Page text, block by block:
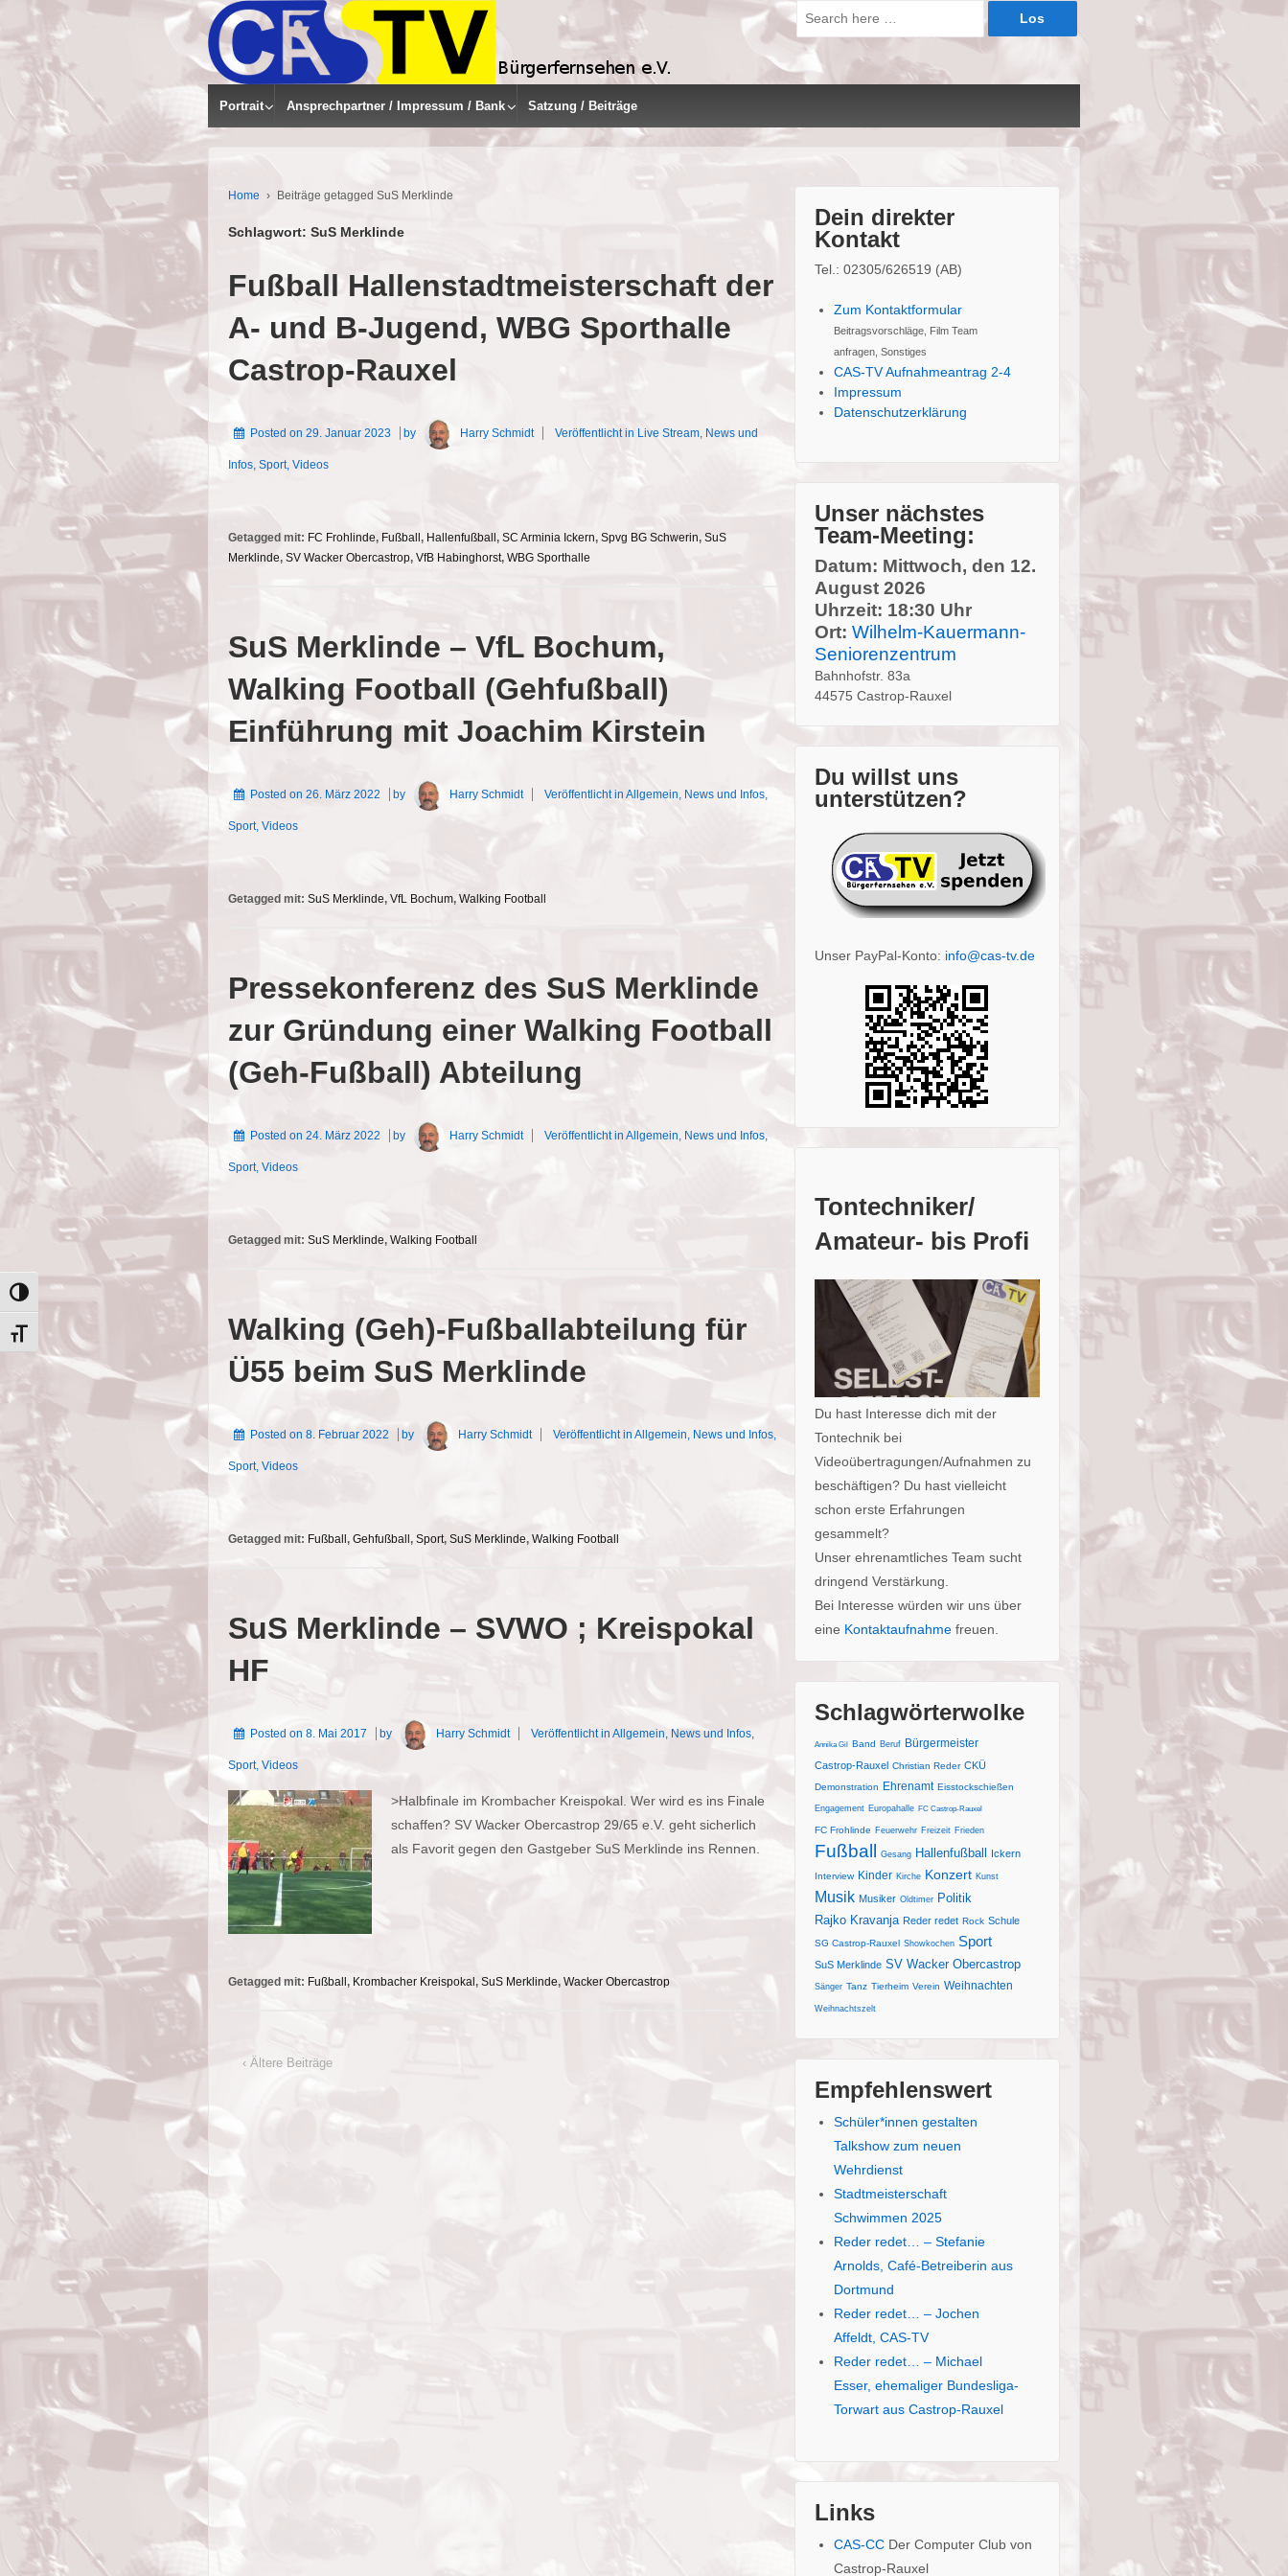
Umschalten auf hohe Kontraste
Schrift vergrößern
Suche
nach:
Portrait Ansprechpartner / Impressum / Bank Satzung / Beiträge
Home › Beiträge getagged SuS Merklinde
Schlagwort: SuS Merklinde
Fußball Hallenstadtmeisterschaft der
A- und B-Jugend, WBG Sporthalle
Castrop-Rauxel
Posted on 29. Januar 2023 by Harry Schmidt Veröffentlicht in Live Stream, News und
Infos Sport, Videos
Getagged mit: FC Frohlinde, Fußball, Hallenfußball, SC Arminia Ickern, Spvg BG Schwerin, SuS
Merklinde, SV Wacker Obercastrop, VfB Habinghorst, WBG Sporthalle
SuS Merklinde – VfL Bochum,
Walking Football (Gehfußball)
Einführung mit Joachim Kirstein
Posted on 26. März 2022 by Harry Schmidt Veröffentlicht inAllgemein, News und Infos,
Sport, Videos
Getagged mit: SuS Merklinde, VfL Bochum, Walking Football
Pressekonferenz des SuS Merklinde
zur Gründung einer Walking Football
(Geh-Fußball) Abteilung
Posted on 24. März 2022 by Harry Schmidt Veröffentlicht inAllgemein, News und Infos,
Sport, Videos
Getagged mit: SuS Merklinde, Walking Football
Walking (Geh)-Fußballabteilung für
Ü55 beim SuS Merklinde
Posted on 8. Februar 2022 by Harry Schmidt Veröffentlicht inAllgemein, News und Infos,
Sport, Videos
Getagged mit: Fußball, Gehfußball, Sport, SuS Merklinde, Walking Football
SuS Merklinde – SVWO ; Kreispokal
HF
Posted on 8. Mai 2017 by Harry Schmidt Veröffentlicht inAllgemein, News und Infos,
Sport, Videos
>Halbfinale im Krombacher Kreispokal. Wer wird es ins Finale
schaffen? SV Wacker Obercastrop 29/65 e.V. geht sicherlich
als Favorit gegen den Gastgeber SuS Merklinde ins Rennen.
Getagged mit: Fußball , Krombacher Kreispokal , SuS Merklinde, Wacker Obercastrop
‹ Ältere Beiträge
Dein direkter
Kontakt
Tel.: 02305/626519 (AB)
Zum Kontaktformular
Beitragsvorschläge, Film Team
anfragen, Sonstiges
CAS-TV Aufnahmeantrag 2-4
Impressum
Datenschutzerklärung
Unser nächstes
Team-Meeting:
Datum: Mittwoch, den 12.
August 2026
Uhrzeit: 18:30 Uhr
Ort: Wilhelm-Kauermann-
Seniorenzentrum
Bahnhofstr. 83a
44575 Castrop-Rauxel
Du willst uns
unterstützen?
Unser PayPal-Konto: info@cas-tv.de
Tontechniker/
Amateur- bis Profi
Du hast Interesse dich mit der
Tontechnik bei
Videoübertragungen/Aufnahmen zu
beschäftigen? Du hast vielleicht
schon erste Erfahrungen
gesammelt?
Unser ehrenamtliches Team sucht
dringend Verstärkung.
Bei Interesse würden wir uns über
eine Kontaktaufnahmefreuen.
Schlagwörterwolke
Annika Gil Band Beruf Bürgermeister
Castrop-Rauxel Christian Reder CKÜ
Demonstration Ehrenamt Eisstockschießen
Engagement Europahalle FC Castrop-Rauxel
FC Frohlinde Feuerwehr Freizeit Frieden
Fußball Gesang Hallenfußball Ickern
Interview Kinder Kirche Konzert Kunst
Musik Musiker Oldtimer
Politik
Rajko Kravanja Reder redet Rock Schule
SG Castrop-Rauxel Showkochen Sport
SuS Merklinde SV Wacker Obercastrop
Sänger Tanz Tierheim Verein Weihnachten
Weihnachtszelt
Empfehlenswert
Schüler*innen gestalten
Talkshow zum neuen
Wehrdienst
Stadtmeisterschaft
Schwimmen 2025
Reder redet… – Stefanie
Arnolds, Café-Betreiberin aus
Dortmund
Reder redet… – Jochen
Affeldt, CAS-TV
Reder redet… – Michael
Esser, ehemaliger Bundesliga-
Torwart aus Castrop-Rauxel
Links
CAS-CCDer Computer Club von
Castrop-Rauxel